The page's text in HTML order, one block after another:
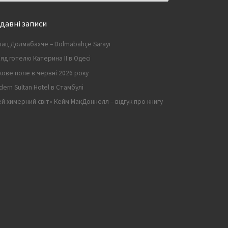
записи
Долмабахче – Dolmabahçe Sarayı
готелю Катерина II в Одесі
поле в червні 2026 року
Sultan Hotel в Стамбулі
химерний світ» Кейм МакДоннелл – відгук про книгу